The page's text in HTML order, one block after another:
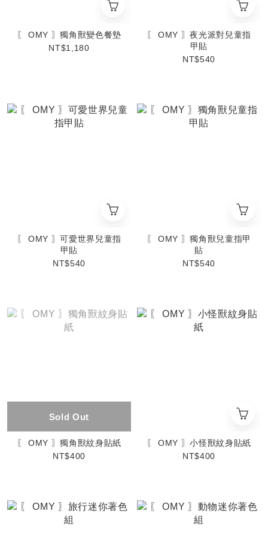
〖 OMY 〗獨角獸變色餐墊
NT$1,180
〖 OMY 〗夜光派對兒童指
甲貼
NT$540
〖 OMY 〗可愛世界兒童指
甲貼
NT$540
〖 OMY 〗獨角獸兒童指甲
貼
NT$540
Sold Out
〖 OMY 〗獨角獸紋身貼紙
NT$400
〖 OMY 〗小怪獸紋身貼紙
NT$400